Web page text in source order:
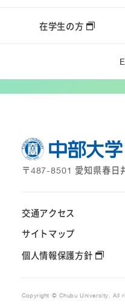
在学生の方
〒487-8501 愛知県春日
交通アクセス
サイトマップ
個人情報保護方針
Copyright © Chubu University. All